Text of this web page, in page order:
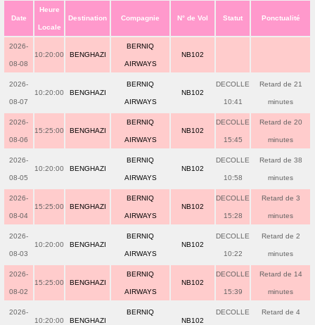
Date
Heure
Locale
Destination Compagnie N° de Vol Statut Ponctualité
2026-
08-08
10:20:00 BENGHAZI
BERNIQ
AIRWAYS
NB102
2026-
08-07
10:20:00 BENGHAZI
BERNIQ
AIRWAYS
NB102
DECOLLE
10:41
Retard de 21
minutes
2026-
08-06
15:25:00 BENGHAZI
BERNIQ
AIRWAYS
NB102
DECOLLE
15:45
Retard de 20
minutes
2026-
08-05
10:20:00 BENGHAZI
BERNIQ
AIRWAYS
NB102
DECOLLE
10:58
Retard de 38
minutes
2026-
08-04
15:25:00 BENGHAZI
BERNIQ
AIRWAYS
NB102
DECOLLE
15:28
Retard de 3
minutes
2026-
08-03
10:20:00 BENGHAZI
BERNIQ
AIRWAYS
NB102
DECOLLE
10:22
Retard de 2
minutes
2026-
08-02
15:25:00 BENGHAZI
BERNIQ
AIRWAYS
NB102
DECOLLE
15:39
Retard de 14
minutes
2026-
10:20:00 BENGHAZI
BERNIQ
NB102
DECOLLE Retard de 4